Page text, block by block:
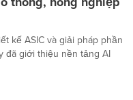
kế ASIC và giải pháp phần
đã giới thiệu nền tảng AI